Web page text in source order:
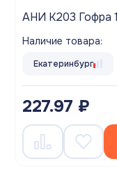
АНИ K203 Гофра
Наличие товара:
Екатеринбург
227.97 ₽